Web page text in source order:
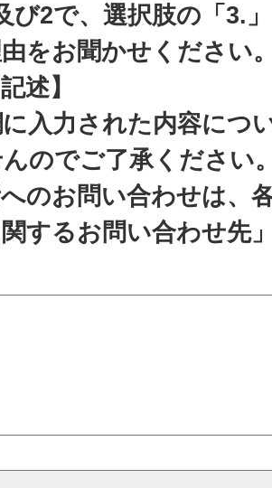
び2で、選択肢の「3.
をお聞かせください
述】
入力された内容につ
んのでご了承ください
のお問い合わせは、
するお問い合わせ先